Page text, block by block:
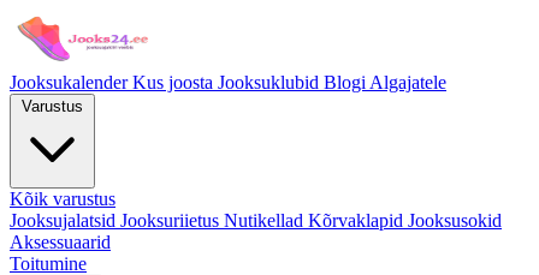
JooksukalenderKus joosta Jooksuklubid Blogi Algajatele
Kõik varustus
Jooksujalatsid Jooksuriietus Nutikellad Kõrvaklapid Jooksusokid
Aksessuaarid
Toitumine